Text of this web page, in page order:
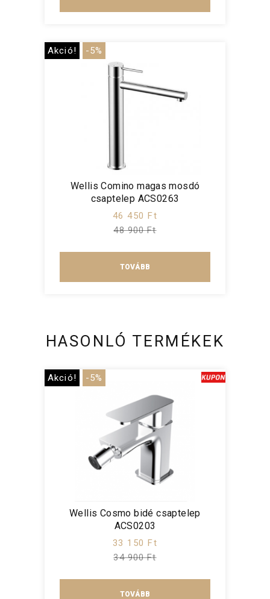
Akció! -5%
Wellis Comino magas mosdó
csaptelep ACS0263
46 450 Ft
48 900 Ft
TOVÁBB
HASONLÓ TERMÉKEK
Akció! -5%
Wellis Cosmo bidé csaptelep
ACS0203
33 150 Ft
34 900 Ft
TOVÁBB